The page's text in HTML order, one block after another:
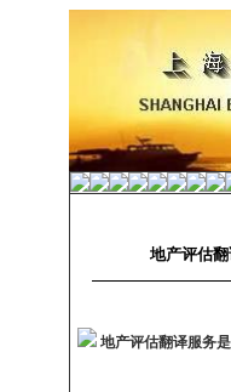
地产评估
地产评估翻译服务